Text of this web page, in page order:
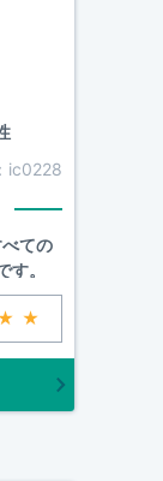
ic0228
ての
。